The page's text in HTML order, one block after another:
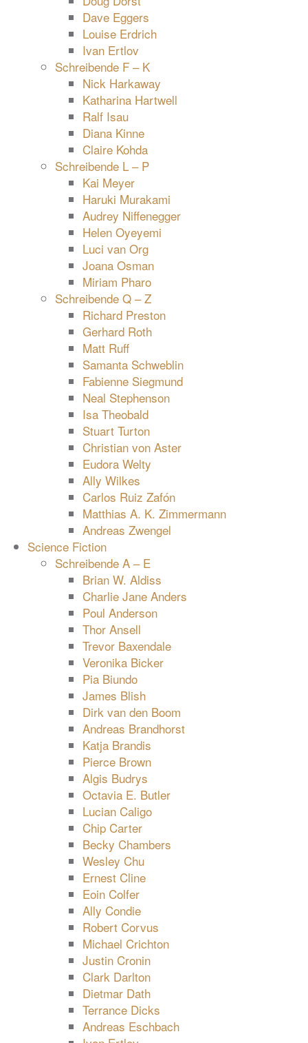
Dave Eggers
Louise Erdrich
Ivan Ertlov
Schreibende F – K
Nick Harkaway
Katharina Hartwell
Ralf Isau
Diana Kinne
Claire Kohda
Schreibende L – P
Kai Meyer
Haruki Murakami
Audrey Niffenegger
Helen Oyeyemi
Luci van Org
Joana Osman
Miriam Pharo
Schreibende Q – Z
Richard Preston
Gerhard Roth
Matt Ruff
Samanta Schweblin
Fabienne Siegmund
Neal Stephenson
Isa Theobald
Stuart Turton
Christian von Aster
Eudora Welty
Ally Wilkes
Carlos Ruiz Zafón
Matthias A. K. Zimmermann
Andreas Zwengel
Science Fiction
Schreibende A – E
Brian W. Aldiss
Charlie Jane Anders
Poul Anderson
Thor Ansell
Trevor Baxendale
Veronika Bicker
Pia Biundo
James Blish
Dirk van den Boom
Andreas Brandhorst
Katja Brandis
Pierce Brown
Algis Budrys
Octavia E. Butler
Lucian Caligo
Chip Carter
Becky Chambers
Wesley Chu
Ernest Cline
Eoin Colfer
Ally Condie
Robert Corvus
Michael Crichton
Justin Cronin
Clark Darlton
Dietmar Dath
Terrance Dicks
Andreas Eschbach